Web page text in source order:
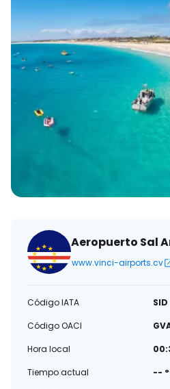
Aeropuerto Sal
www.vinci-airports.cv
Código IATA
SID
Código OACI
Hora local
Tiempo actual
--